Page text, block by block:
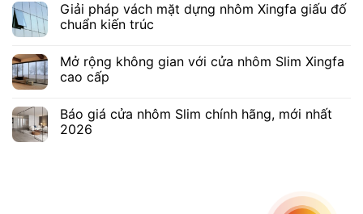
Giải pháp vách mặt dựng nhôm Xingfa giấu đố
chuẩn kiến trúc
Mở rộng không gian với cửa nhôm Slim Xingfa
cao cấp
Báo giá cửa nhôm Slim chính hãng, mới nhất
2026